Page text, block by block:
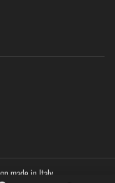
made in Italy